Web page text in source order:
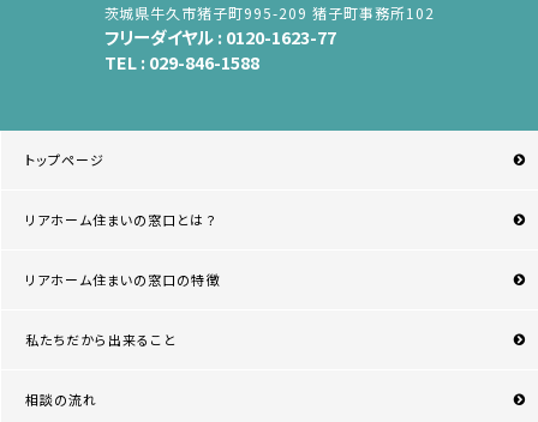
茨城県牛久市猪子町995-209 猪子町事務所102
フリーダイヤル : 0120-1623-77
TEL : 029-846-1588
トップページ
リアホーム住まいの窓口とは？
リアホーム住まいの窓口の特徴
私たちだから出来ること
相談の流れ